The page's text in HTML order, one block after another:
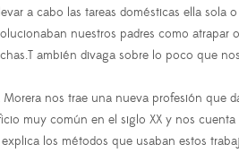
a cabo las tareas domésticas ella sola
nuestros padres como atrapar
ambién divaga sobre lo poco que
nos trae una nueva profesión que
muy común en el siglo XX y nos cuenta
los métodos que usaban estos